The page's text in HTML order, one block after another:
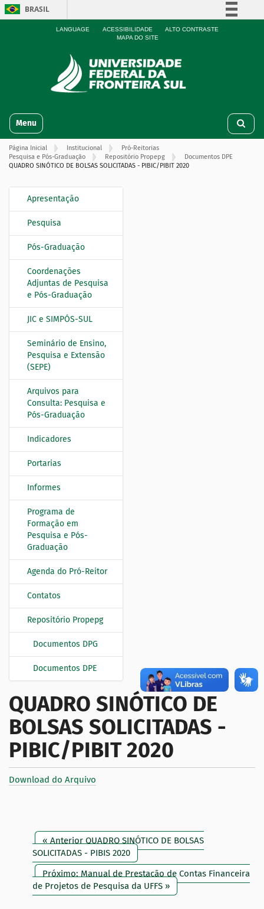
BRASIL
Simplifique!
Participe
Acesso à informação
LANGUAGE ACESSIBILIDADE
ALTO CONTRASTE
MAPA DO SITE
v
Toggle navigation
Página Inicial Institucional
Pró-Reitorias
Pesquisa e Pós-Graduação
Repositório Propepg
Documentos DPE
QUADRO SINÓTICO DE BOLSAS SOLICITADAS - PIBIC/PIBIT 2020
g
ã
Apresentação
Pesquisa
Pós-Graduação
Coordenações
Adjuntas de Pesquisa
e Pós-Graduação
JIC e SIMPÓS-SUL
Seminário de Ensino,
Pesquisa e Extensão
(SEPE)
Arquivos para
Consulta: Pesquisa e
Pós-Graduação
Indicadores
Portarias
Informes
Programa de
Formação em
Pesquisa e Pós-
Graduação
Agenda do Pró-Reitor
Contatos
Repositório Propepg
Documentos DPG
Documentos DPE
QUADRO SINÓTICO DE
BOLSAS SOLICITADAS -
PIBIC/PIBIT 2020
Download do Arquivo
« Anterior QUADRO SINÓTICO DE BOLSAS
SOLICITADAS - PIBIS 2020
Próximo: Manual de Prestação de Contas Financeira
de Projetos de Pesquisa da UFFS »